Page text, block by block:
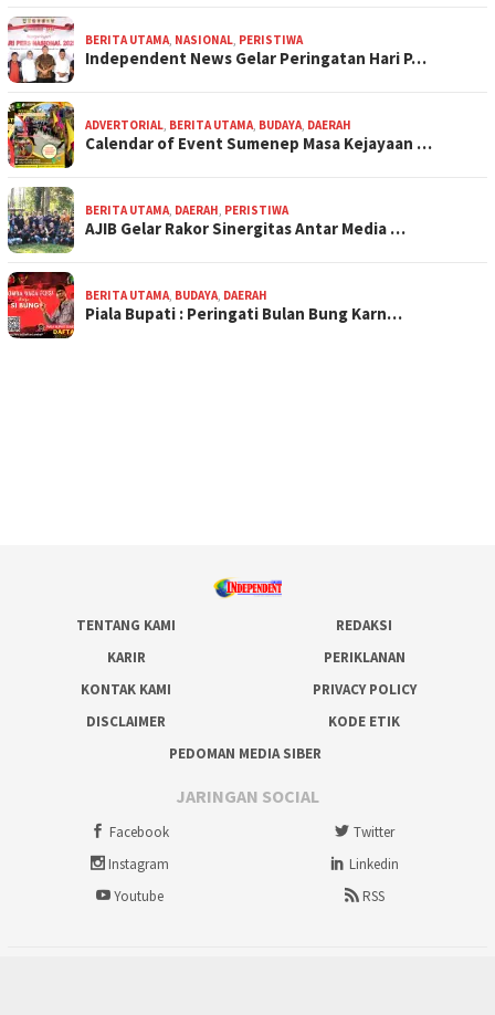
BERITA UTAMA, NASIONAL, PERISTIWA
Independent News Gelar Peringatan Hari P…
ADVERTORIAL, BERITA UTAMA, BUDAYA, DAERAH
Calendar of Event Sumenep Masa Kejayaan …
BERITA UTAMA, DAERAH, PERISTIWA
AJIB Gelar Rakor Sinergitas Antar Media …
BERITA UTAMA, BUDAYA, DAERAH
Piala Bupati : Peringati Bulan Bung Karn…
TENTANG KAMI
REDAKSI
KARIR
PERIKLANAN
KONTAK KAMI
PRIVACY POLICY
DISCLAIMER
KODE ETIK
PEDOMAN MEDIA SIBER
JARINGAN SOCIAL
Facebook
Twitter
Instagram
Linkedin
Youtube
RSS